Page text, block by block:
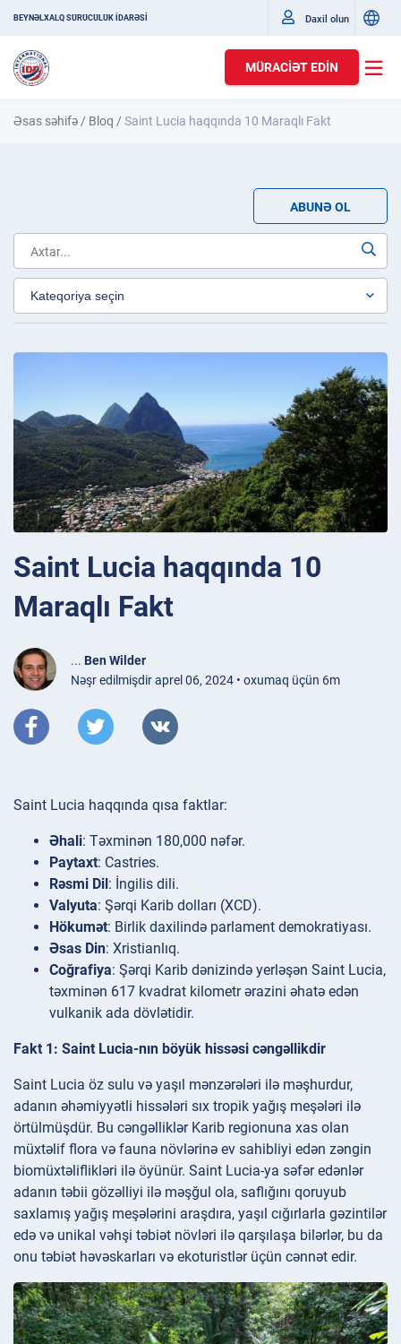
BEYNƏLXALQ SÜRÜCÜLÜK İDARƏSİ Daxil olun
MÜRACIƏT EDIN
Əsas səhifə / Bloq /Saint Lucia haqqında 10 Maraqlı Fakt
ABUNƏ OL
Saint Lucia haqqında 10
Maraqlı Fakt
... Ben Wilder
Nəşr edilmişdir aprel 06, 2024 • oxumaq üçün 6m
Saint Lucia haqqında qısa faktlar:
Əhali: Təxminən 180,000 nəfər.
Paytaxt: Castries.
Rəsmi Dil: İngilis dili.
Valyuta: Şərqi Karib dolları (XCD).
Hökumət: Birlik daxilində parlament demokratiyası.
Əsas Din: Xristianlıq.
Coğrafiya: Şərqi Karib dənizində yerləşən Saint Lucia,
təxminən 617 kvadrat kilometr ərazini əhatə edən
vulkanik ada dövlətidir.
Fakt 1: Saint Lucia-nın böyük hissəsi cəngəllikdir
Saint Lucia öz sulu və yaşıl mənzərələri ilə məşhurdur,
adanın əhəmiyyətli hissələri sıx tropik yağış meşələri ilə
örtülmüşdür. Bu cəngəlliklər Karib regionuna xas olan
müxtəlif flora və fauna növlərinə ev sahibliyi edən zəngin
biomüxtəliflikləri ilə öyünür. Saint Lucia-ya səfər edənlər
adanın təbii gözəlliyi ilə məşğul ola, saflığını qoruyub
saxlamış yağış meşələrini araşdıra, yaşıl cığırlarla gəzintilər
edə və unikal vəhşi təbiət növləri ilə qarşılaşa bilərlər, bu da
onu təbiət həvəskarları və ekoturistlər üçün cənnət edir.